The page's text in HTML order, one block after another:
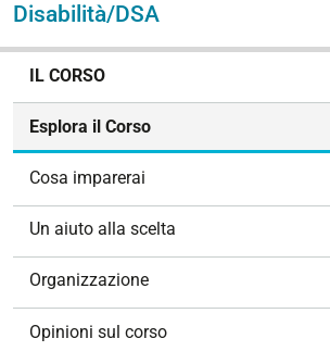
Disabilità/DSA
IL CORSO
Esplora il Corso
Cosa imparerai
Un aiuto alla scelta
Organizzazione
Opinioni sul corso